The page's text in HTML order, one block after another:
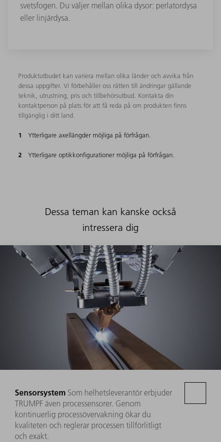
svetsfogen. Du väljer mellan olika dysor: perlatordysa
eller linjärdysa.
Produktutbudet kan variera mellan olika länder och avvika från
dessa uppgifter. Vi förbehåller oss rätten till ändringar gällande
teknik, utrustning, pris och tillbehörsutbud. Kontakta din
kontaktperson på plats för att få reda på om produkten finns
tillgänglig i ditt land.
Ytterligare axellängder möjliga på förfrågan.
Ytterligare optikkonfigurationer möjliga på förfrågan.
Dessa teman kan kanske också
intressera dig
Sensorsystem Som helhetsleverantör erbjuder
TRUMPF även processensorer. Genom
kontinuerlig processövervakning ökar du
kvaliteten och reglerar processen tillförlitligt
och exakt.